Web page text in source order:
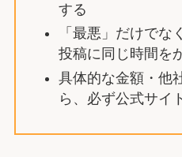
する
「最悪」だけでな
投稿に同じ時間を
具体的な金額・他
ら、必ず公式サイ